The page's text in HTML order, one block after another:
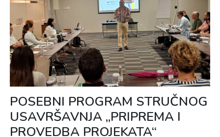
POSEBNI PROGRAM STRUČNOG
USAVRŠAVNJA „PRIPREMA I
PROVEDBA PROJEKATA“